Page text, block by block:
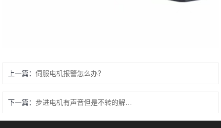
上一篇： 伺服电机报警怎么办？
下一篇：